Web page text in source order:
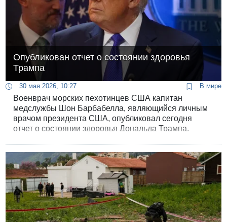
Опубликован отчет о состоянии здоровья
Трампа
30 мая 2026, 10:27 В мире
Военврач морских пехотинцев США капитан
медслужбы Шон Барбабелла, являющийся личным
врачом президента США, опубликовал сегодня
отчет о состоянии здоровья Дональда Трампа.